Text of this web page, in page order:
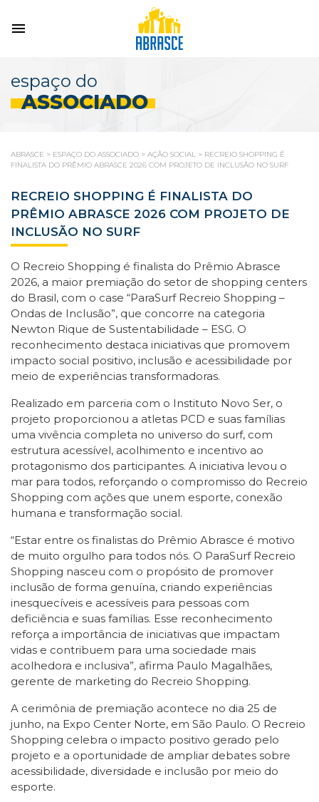
espaço do
ASSOCIADO
ABRASCE > ESPAÇO DO ASSOCIADO > AÇÃO SOCIAL > RECREIO SHOPPING É
FINALISTA DO PRÊMIO ABRASCE 2026 COM PROJETO DE INCLUSÃO NO SURF
RECREIO SHOPPING É FINALISTA DO
PRÊMIO ABRASCE 2026 COM PROJETO DE
INCLUSÃO NO SURF
O Recreio Shopping é finalista do Prêmio Abrasce
2026, a maior premiação do setor de shopping centers
do Brasil, com o case “ParaSurf Recreio Shopping –
Ondas de Inclusão”, que concorre na categoria
Newton Rique de Sustentabilidade – ESG. O
reconhecimento destaca iniciativas que promovem
impacto social positivo, inclusão e acessibilidade por
meio de experiências transformadoras.
Realizado em parceria com o Instituto Novo Ser, o
projeto proporcionou a atletas PCD e suas famílias
uma vivência completa no universo do surf, com
estrutura acessível, acolhimento e incentivo ao
protagonismo dos participantes. A iniciativa levou o
mar para todos, reforçando o compromisso do Recreio
Shopping com ações que unem esporte, conexão
humana e transformação social.
“Estar entre os finalistas do Prêmio Abrasce é motivo
de muito orgulho para todos nós. O ParaSurf Recreio
Shopping nasceu com o propósito de promover
inclusão de forma genuína, criando experiências
inesquecíveis e acessíveis para pessoas com
deficiência e suas famílias. Esse reconhecimento
reforça a importância de iniciativas que impactam
vidas e contribuem para uma sociedade mais
acolhedora e inclusiva”, afirma Paulo Magalhães,
gerente de marketing do Recreio Shopping.
A cerimônia de premiação acontece no dia 25 de
junho, na Expo Center Norte, em São Paulo. O Recreio
Shopping celebra o impacto positivo gerado pelo
projeto e a oportunidade de ampliar debates sobre
acessibilidade, diversidade e inclusão por meio do
esporte.